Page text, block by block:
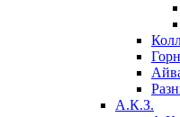
А.К.З.